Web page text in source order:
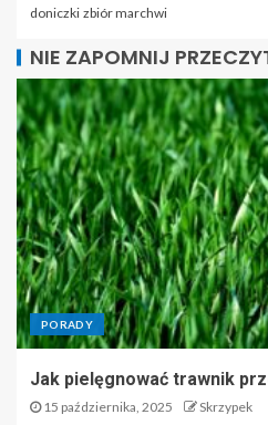
doniczki zbiór marchwi
NIE ZAPOMNIJ
PORADY
Jak pielęgnować trawnik
15 października, 2025 Skrzypek